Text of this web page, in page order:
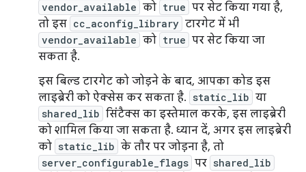
vendor_available को true पर सेट किया गया है,
तो इस cc_aconfig_library टारगेट में भी
vendor_available को true पर सेट किया जा
सकता है.
इस बिल्ड टारगेट को जोड़ने के बाद, आपका कोड इस
लाइब्रेरी को ऐक्सेस कर सकता है. static_lib या
shared_lib सिंटैक्स का इस्तेमाल करके, इस लाइब्रेरी
को शामिल किया जा सकता है. ध्यान दें, अगर इस लाइब्रेरी
को static_lib के तौर पर जोड़ना है, तो
server_configurable_flags पर shared_lib